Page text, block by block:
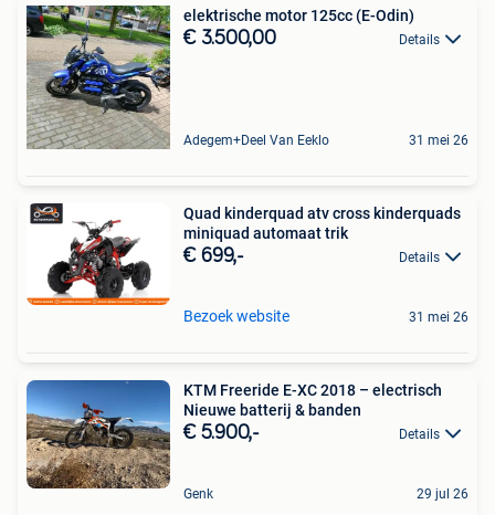
elektrische motor 125cc (E-Odin)
€ 3.500,00 Details
Adegem+Deel Van Eeklo 31 mei 26
Quad kinderquad atv cross kinderquads
miniquad automaat trik
€ 699,- Details
Bezoek website 31 mei 26
KTM Freeride E-XC 2018 – electrisch
Nieuwe batterij & banden
€ 5.900,- Details
Genk 29 jul 26